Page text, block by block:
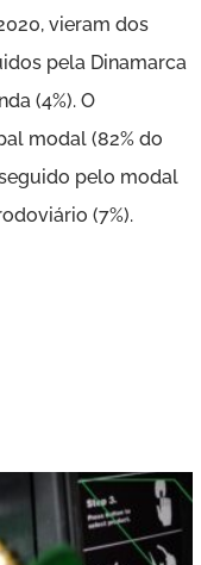
vieram dos
pela Dinamarca
(4%). O
modal (82% do
pelo modal
(7%).